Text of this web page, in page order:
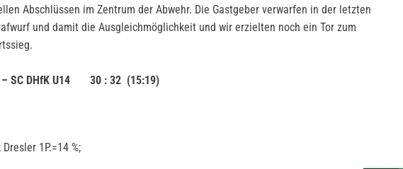
Abschlüssen im Zentrum der Abwehr. Die Gastgeber verwarfen in der letzten
und damit die Ausgleichmöglichkeit und wir erzielten noch ein Tor zum
– SC DHfK U14 30 : 32 (15:19)
1P.=14 %;